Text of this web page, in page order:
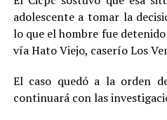
adolescente a tomar la
lo que el hombre fue
vía Hato Viejo, caserío Los
El caso quedó a la orden
continuará con las